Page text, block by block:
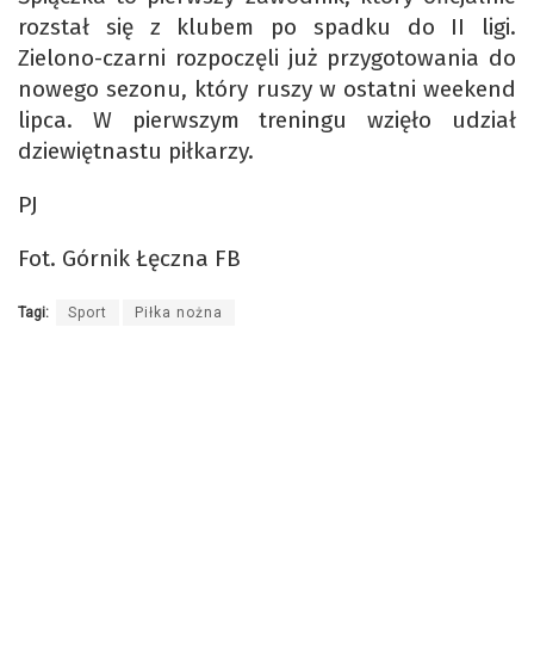
rozstał się z klubem po spadku do II ligi.
Zielono-czarni rozpoczęli już przygotowania do
nowego sezonu, który ruszy w ostatni weekend
lipca. W pierwszym treningu wzięło udział
dziewiętnastu piłkarzy.
PJ
Fot. Górnik Łęczna FB
Tagi: Sport Piłka nożna